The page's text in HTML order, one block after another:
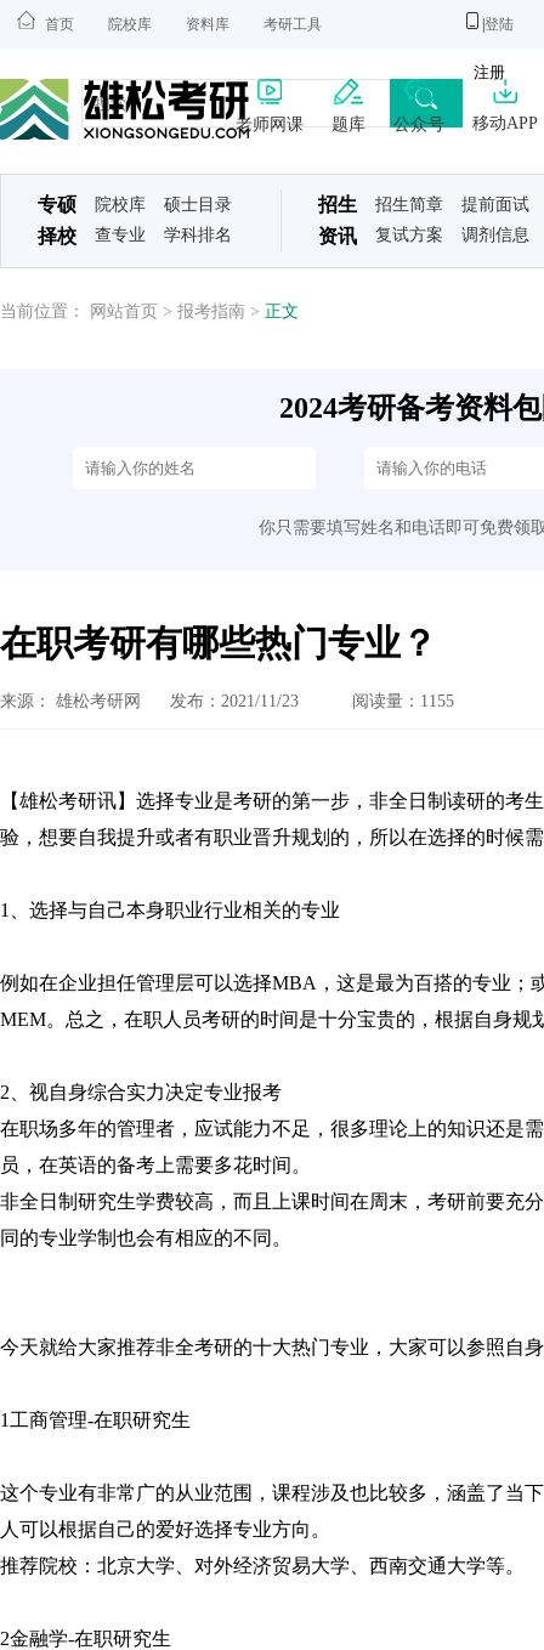
首页 院校库 资料库 考研工具 |登陆
注册
老师网课 题库 公众号 移动APP
专硕
择校
院校库
查专业
硕士目录
学科排名
招生
资讯
招生简章
复试方案
提前面试
调剂信息
当前位置： 网站首页 > 报考指南 > 正文
2024考研备考资料
你只需要填写姓名和电话即可免费领
在职考研有哪些热门专业？
来源： 雄松考研网 发布：2021/11/23 阅读量：1155
【雄松考研讯】选择专业是考研的第一步，非全日制读研的考
验，想要自我提升或者有职业晋升规划的，所以在选择的时候
1、选择与自己本身职业行业相关的专业
例如在企业担任管理层可以选择MBA，这是最为百搭的专业；
MEM。总之，在职人员考研的时间是十分宝贵的，根据自身规
2、视自身综合实力决定专业报考
在职场多年的管理者，应试能力不足，很多理论上的知识还是
员，在英语的备考上需要多花时间。
非全日制研究生学费较高，而且上课时间在周末，考研前要充
同的专业学制也会有相应的不同。
今天就给大家推荐非全考研的十大热门专业，大家可以参照自
1工商管理-在职研究生
这个专业有非常广的从业范围，课程涉及也比较多，涵盖了当
人可以根据自己的爱好选择专业方向。
推荐院校：北京大学、对外经济贸易大学、西南交通大学等。
2金融学-在职研究生